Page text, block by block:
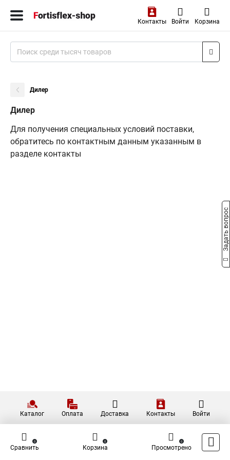
Контакты Войти Корзина
Дилер
Дилер
Для получения специальных условий поставки,
обратитесь по контактным данным указанным в
разделе контакты
Каталог Оплата Доставка Контакты Войти
Сравнить
0
Корзина
0
Просмотрено
0
Задать вопрос